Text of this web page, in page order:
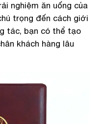
nghiệm ăn uống của
trọng đến cách giới
tác, bạn có thể tạo
khách hàng lâu